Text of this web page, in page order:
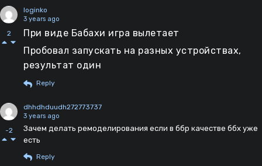
2
loginko
3 years ago
При виде Бабахи игра вылетает
Пробовал запускать на разных устройствах,
результат один
Reply
-2
dhhdhduudh272773737
3 years ago
Зачем делать ремоделирования если в ббр качестве ббх уже
есть
Reply